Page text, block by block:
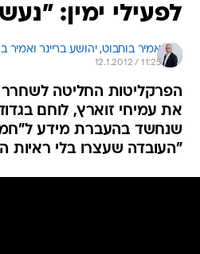
לפעילי ימין:
אמיר בוחבוט, יהושע בריינר ואמיר
12.1.2012 / 11:25
הפרקליטות החליטה לשחרר
שנחשד בהעברת מידע
"העובדה שעצרו בלי ראיות